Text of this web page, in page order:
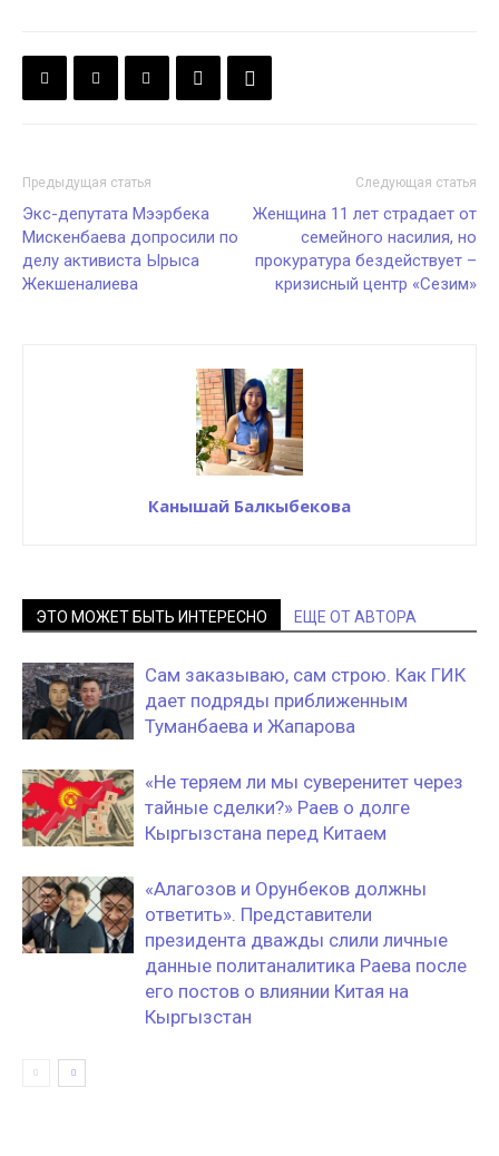
Предыдущая статья
Экс-депутата Мээрбека
Мискенбаева допросили по
делу активиста Ырыса
Жекшеналиева
Следующая статья
Женщина 11 лет страдает от
семейного насилия, но
прокуратура бездействует –
кризисный центр «Сезим»
Канышай Балкыбекова
ЭТО МОЖЕТ БЫТЬ ИНТЕРЕСНО ЕЩЕ ОТ АВТОРА
Сам заказываю, сам строю. Как ГИК
дает подряды приближенным
Туманбаева и Жапарова
«Не теряем ли мы суверенитет через
тайные сделки?» Раев о долге
Кыргызстана перед Китаем
«Алагозов и Орунбеков должны
ответить». Представители
президента дважды слили личные
данные политаналитика Раева после
его постов о влиянии Китая на
Кыргызстан